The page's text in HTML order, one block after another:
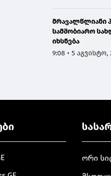
მრავალწლიანი
სამშობიარო
იხსნება
9:08 • 5 აგვისტო,
ორი